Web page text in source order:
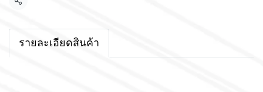
แชร์
รายละเอียดสินค้า